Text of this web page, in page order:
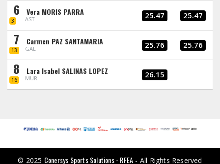
6
3
Vera MORIS PARRA
AST 25.47 25.47
7
13
Carmen PAZ SANTAMARIA
GAL 25.76 25.76
8
16
Lara Isabel SALINAS LOPEZ
MUR 26.15
© 2025 Conersys Sports Solutions - RFEA - All Rights Reserved